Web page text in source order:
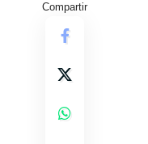
Compartir